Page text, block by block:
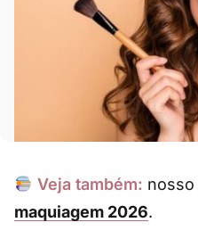
Veja também: nosso
maquiagem 2026.